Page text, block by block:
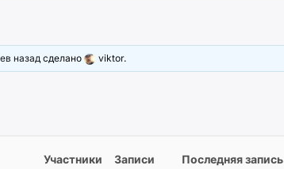
назадсделано viktor.
Участники Записи Последняя запись